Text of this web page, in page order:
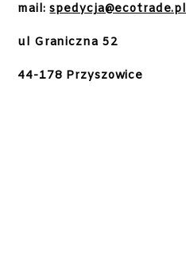
mail: spedycja@ecotrade.pl
ul Graniczna 52
44-178 Przyszowice